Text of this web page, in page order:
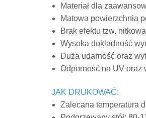
Materiał dla
Matowa powierzchnia
Brak efektu tzw.
Wysoka dokładność
Duża udarność oraz
Odporność na UV oraz
JAK DRUKOWAĆ:
Zalecana temperatura